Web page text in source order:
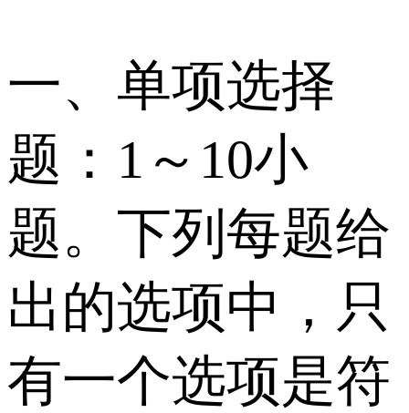
一、单项选择
题：1～10小
题。下列每题给
出的选项中，只
有一个选项是符